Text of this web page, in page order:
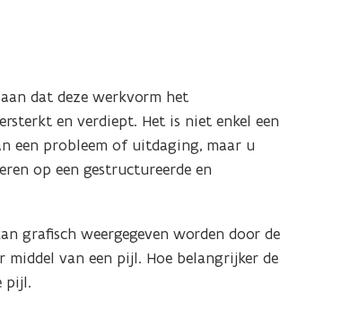
dat deze werkvorm het
en verdiept. Het is niet enkel een
een probleem of uitdaging, maar u
op een gestructureerde en
grafisch weergegeven worden door de
van een pijl. Hoe belangrijker de
pijl.